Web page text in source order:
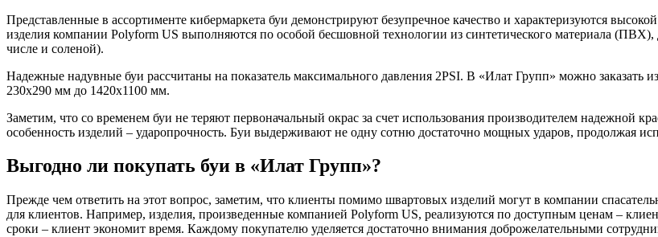
Представленные в ассортименте кибермаркета буи демонстрируют безупречное качество и характеризуются
изделия компании Polyform US выполняются по особой бесшовной технологии из синтетического материала
числе и соленой).
Надежные надувные буи рассчитаны на показатель максимального давления 2PSI. В «Илат Групп» можно заказать
230х290 мм до 1420х1100 мм.
Заметим, что со временем буи не теряют первоначальный окрас за счет использования производителем надежной
особенность изделий – ударопрочность. Буи выдерживают не одну сотню достаточно мощных ударов, продолжая
Выгодно ли покупать буи в «Илат Групп»?
Прежде чем ответить на этот вопрос, заметим, что клиенты помимо швартовых изделий могут в компании
для клиентов. Например, изделия, произведенные компанией Polyform US, реализуются по доступным ценам –
сроки – клиент экономит время. Каждому покупателю уделяется достаточно внимания доброжелательными